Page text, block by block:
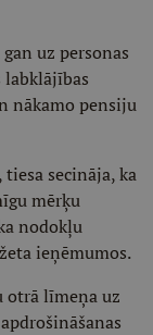
uz personas
labklājības
nākamo pensiju
secināja, ka
mērķu
nodokļu
ieņēmumos.
otrā līmeņa uz